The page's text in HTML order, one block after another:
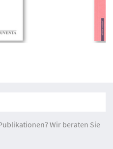
Wir beraten Sie